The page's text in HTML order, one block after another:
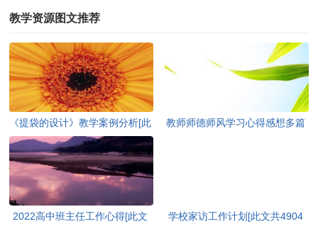
教学资源图文推荐
《提袋的设计》教学案例分析[此
文共828字]
教师师德师风学习心得感想多篇
2022高中班主任工作心得[此文
学校家访工作计划[此文共4904